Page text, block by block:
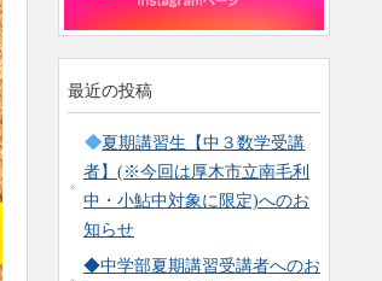
最近の投稿
夏期講習生【中３数学受講
者】(※今回は厚木市立南毛利
中・小鮎中対象に限定)へのお
知らせ
◆中学部夏期講習受講者へのお